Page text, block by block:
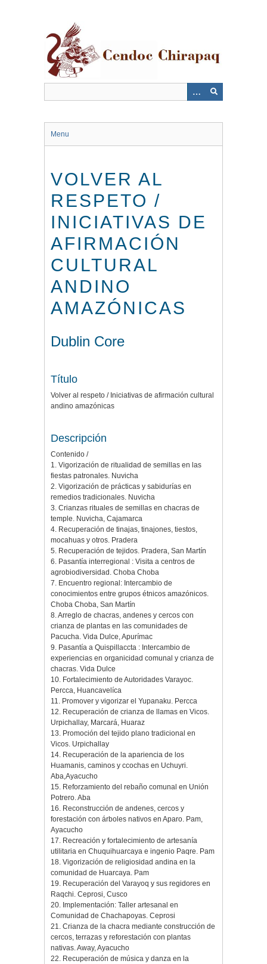
Menu
VOLVER AL
RESPETO /
INICIATIVAS DE
AFIRMACIÓN
CULTURAL
ANDINO
AMAZÓNICAS
Dublin Core
Título
Volver al respeto / Iniciativas de afirmación cultural
andino amazónicas
Descripción
Contenido /
1. Vigorización de ritualidad de semillas en las
fiestas patronales. Nuvicha
2. Vigorización de prácticas y sabidurías en
remedios tradicionales. Nuvicha
3. Crianzas rituales de semillas en chacras de
temple. Nuvicha, Cajamarca
4. Recuperación de tinajas, tinajones, tiestos,
mocahuas y otros. Pradera
5. Recuperación de tejidos. Pradera, San Martín
6. Pasantía interregional : Visita a centros de
agrobiodiversidad. Choba Choba
7. Encuentro regional: Intercambio de
conocimientos entre grupos étnicos amazónicos.
Choba Choba, San Martín
8. Arreglo de chacras, andenes y cercos con
crianza de plantas en las comunidades de
Pacucha. Vida Dulce, Apurímac
9. Pasantía a Quispillaccta : Intercambio de
experiencias en organicidad comunal y crianza de
chacras. Vida Dulce
10. Fortalecimiento de Autoridades Varayoc.
Percca, Huancavelíca
11. Promover y vigorizar el Yupanaku. Percca
12. Recuperación de crianza de llamas en Vicos.
Urpichallay, Marcará, Huaraz
13. Promoción del tejido plano tradicional en
Vicos. Urpichallay
14. Recuperación de la apariencia de los
Huamanis, caminos y ccochas en Uchuyri.
Aba,Ayacucho
15. Reforzamiento del rebaño comunal en Unión
Potrero. Aba
16. Reconstrucción de andenes, cercos y
forestación con árboles nativos en Aparo. Pam,
Ayacucho
17. Recreación y fortalecimiento de artesanía
utilitaria en Chuquihuarcaya e ingenio Paqre. Pam
18. Vigorización de religiosidad andina en la
comunidad de Huarcaya. Pam
19. Recuperación del Varayoq y sus regidores en
Raqchi. Ceprosi, Cusco
20. Implementación: Taller artesanal en
Comunidad de Chachapoyas. Ceprosi
21. Crianza de la chacra mediante construcción de
cercos, terrazas y reforestación con plantas
nativas. Away, Ayacucho
22. Recuperación de música y danza en la